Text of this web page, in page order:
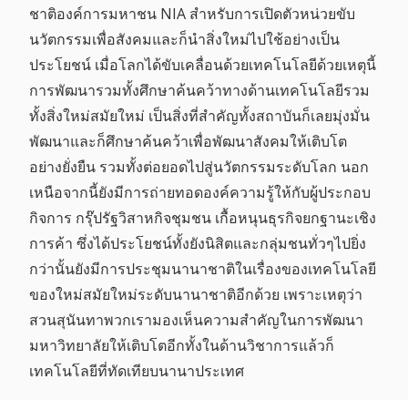
ชาติองค์การมหาชน NIA สำหรับการเปิดตัวหน่วยขับ
นวัตกรรมเพื่อสังคมและก็นำสิ่งใหม่ไปใช้อย่างเป็น
ประโยชน์ เมื่อโลกได้ขับเคลื่อนด้วยเทคโนโลยีด้วยเหตุนี้
การพัฒนารวมทั้งศึกษาค้นคว้าทางด้านเทคโนโลยีรวม
ทั้งสิ่งใหม่สมัยใหม่ เป็นสิ่งที่สำคัญทั้งสถาบันก็เลยมุ่งมั่น
พัฒนาและก็ศึกษาค้นคว้าเพื่อพัฒนาสังคมให้เติบโต
อย่างยั่งยืน รวมทั้งต่อยอดไปสู่นวัตกรรมระดับโลก นอก
เหนือจากนี้ยังมีการถ่ายทอดองค์ความรู้ให้กับผู้ประกอบ
กิจการ กรุ๊ปรัฐวิสาหกิจชุมชน เกื้อหนุนธุรกิจยกฐานะเชิง
การค้า ซึ่งได้ประโยชน์ทั้งยังนิสิตและกลุ่มชนทั่วๆไปยิ่ง
กว่านั้นยังมีการประชุมนานาชาติในเรื่องของเทคโนโลยี
ของใหม่สมัยใหม่ระดับนานาชาติอีกด้วย เพราะเหตุว่า
สวนสุนันทาพวกเรามองเห็นความสำคัญในการพัฒนา
มหาวิทยาลัยให้เติบโตอีกทั้งในด้านวิชาการแล้วก็
เทคโนโลยีที่ทัดเทียบนานาประเทศ